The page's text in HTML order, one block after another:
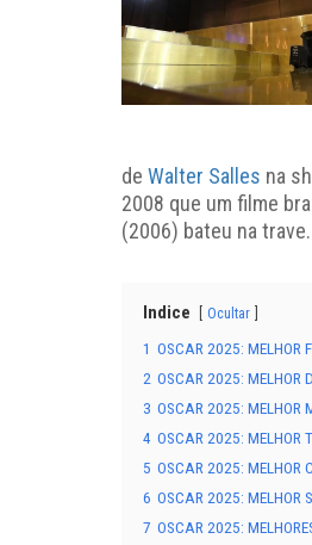
de Walter Salles na
2008 que um filme
(2006) bateu na trave.
Indice Ocultar
1 OSCAR 2025: MELHOR
2 OSCAR 2025: MELHOR
3 OSCAR 2025: MELHOR
4 OSCAR 2025: MELHOR
5 OSCAR 2025: MELHOR
6 OSCAR 2025: MELHOR
7 OSCAR 2025: